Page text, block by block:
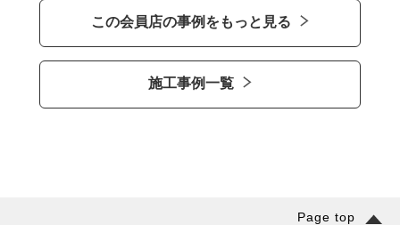
この会員店の事例をもっと見る
施工事例一覧
Page top